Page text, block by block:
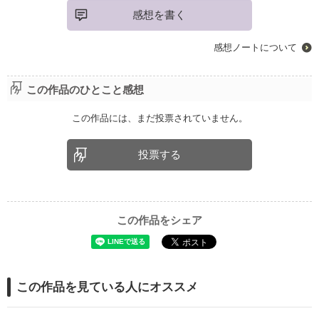
感想を書く
感想ノートについて
この作品のひとこと感想
この作品には、まだ投票されていません。
投票する
この作品をシェア
この作品を見ている人にオススメ